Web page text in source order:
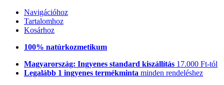
Navigációhoz
Tartalomhoz
Kosárhoz
100% natúrkozmetikum
Magyarország: Ingyenes standard kiszállítás 17.000 Ft-tól
Legalább 1 ingyenes termékminta minden rendeléshez